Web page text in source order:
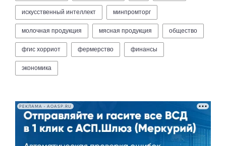
искусственный интеллект минпромторг
молочная продукция мясная продукция общество
фгис хорриот фермерство финансы
экономика
РЕКЛАМА • AOASP.RU